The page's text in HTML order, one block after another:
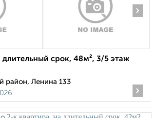
›
длительный срок, 48м², 3/5 этаж
район, Ленина 133
›